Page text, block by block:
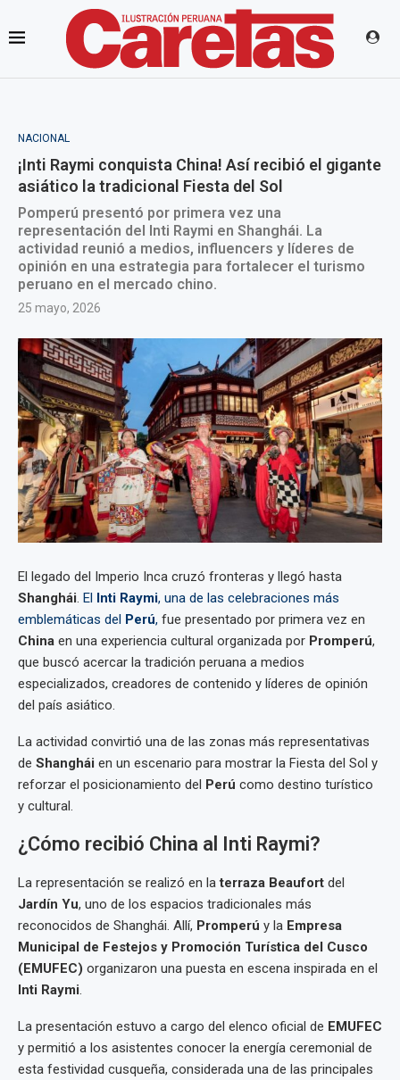
NACIONAL
¡Inti Raymi conquista China! Así recibió el gigante
asiático la tradicional Fiesta del Sol
Pomperú presentó por primera vez una
representación del Inti Raymi en Shanghái. La
actividad reunió a medios, influencers y líderes de
opinión en una estrategia para fortalecer el turismo
peruano en el mercado chino.
25 mayo, 2026
El legado del Imperio Inca cruzó fronteras y llegó hasta
Shanghái. El Inti Raymi, una de las celebraciones más
emblemáticas del
Perú, fue presentado por primera vez en
China en una experiencia cultural organizada por Promperú,
que buscó acercar la tradición peruana a medios
especializados, creadores de contenido y líderes de opinión
del país asiático.
La actividad convirtió una de las zonas más representativas
de Shanghái en un escenario para mostrar la Fiesta del Sol y
reforzar el posicionamiento del
Perú como destino turístico
y cultural.
¿Cómo recibió China al Inti Raymi?
La representación se realizó en laterraza Beaufort del
Jardín Yu, uno de los espacios tradicionales más
reconocidos de Shanghái. Allí, Promperú y la Empresa
Municipal de Festejos y Promoción Turística del Cusco
(EMUFEC) organizaron una puesta en escena inspirada en el
Inti Raymi.
La presentación estuvo a cargo del elenco oficial de EMUFEC
y permitió a los asistentes conocer la energía ceremonial de
esta festividad cusqueña, considerada una de las principales